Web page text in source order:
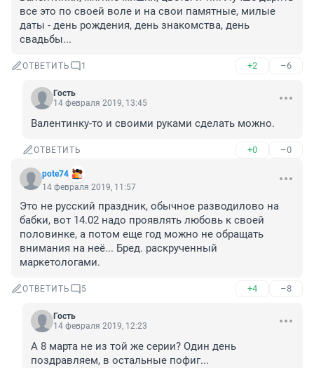
все это по своей воле и на свои памятные, милые
даты - день рождения, день знакомства, день
свадьбы...
ОТВЕТИТЬ 1 +2 –6
Гость
14 февраля 2019, 13:45
Валентинку-то и своими руками сделать можно.
ОТВЕТИТЬ +0 –0
pote74
14 февраля 2019, 11:57
Это не русский праздник, обычное разводилово на
бабки, вот 14.02 надо проявлять любовь к своей
половинке, а потом еще год можно не обращать
внимания на неё... Бред. раскрученный
маркетологами.
ОТВЕТИТЬ 5 +4 –8
Гость
14 февраля 2019, 12:23
А 8 марта не из той же серии? Один день
поздравляем, в остальные пофиг...